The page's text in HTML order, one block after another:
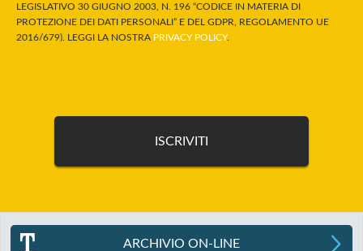
LEGISLATIVO 30 GIUGNO 2003, N. 196 “CODICE IN MATERIA DI
PROTEZIONE DEI DATI PERSONALI” E DEL GDPR, REGOLAMENTO UE
2016/679). LEGGI LA NOSTRA PRIVACY POLICY.
ARCHIVIO ON-LINE